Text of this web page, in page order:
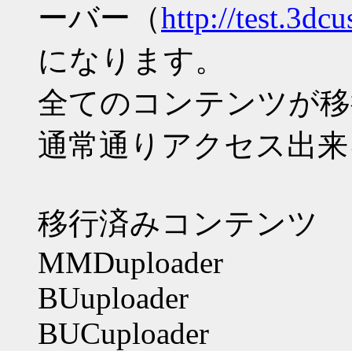
ーバー（http://
になります。
全てのコンテンツが
通常通りアクセス出
移行済みコンテンツ
MMDuploader
BUuploader
BUCuploader